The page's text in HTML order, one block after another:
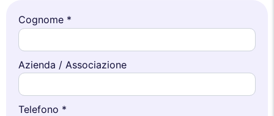
Cognome *
Azienda / Associazione
Telefono *